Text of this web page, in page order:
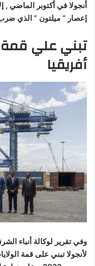
أنجولا في أكتوبر الماضي ,
إعصار ” ميلتون ” الذي ضرب
تبني علي قمة
أفريقيا
وفي تقرير لوكالة أنباء
لأنجولا تبني على قمة